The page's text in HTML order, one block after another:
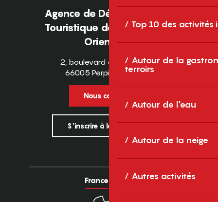
Top 10 des activités
Autour de la
terroirs
Autour de l'eau
Autour de la neige
Autres activités
Agence de Développement
Touristique des Pyrénées-
Orientales
2, boulevard des Pyrénées
66005 Perpignan Cedex
Nous contacter
S'inscrire à la newsletter
France Europe